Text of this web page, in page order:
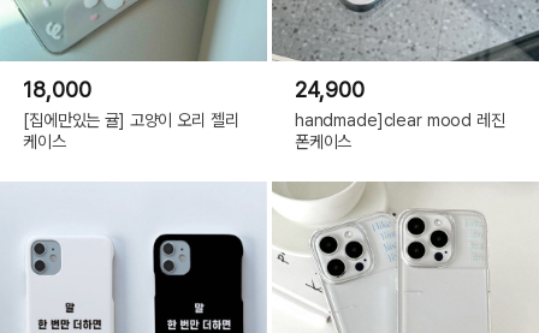
18,000
[집에만있는 귤] 고양이 오리 젤리
케이스
24,900
handmade]clear mood 레진
폰케이스